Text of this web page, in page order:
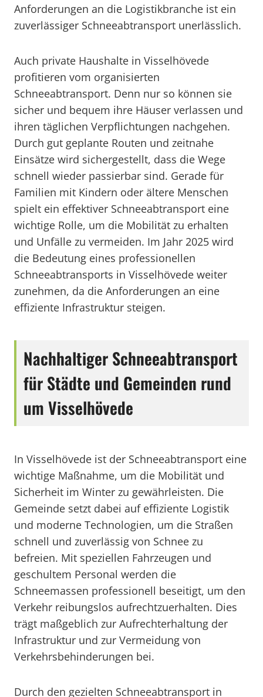
Anforderungen an die Logistikbranche ist ein
zuverlässiger Schneeabtransport unerlässlich.
Auch private Haushalte in Visselhövede
profitieren vom organisierten
Schneeabtransport. Denn nur so können sie
sicher und bequem ihre Häuser verlassen und
ihren täglichen Verpflichtungen nachgehen.
Durch gut geplante Routen und zeitnahe
Einsätze wird sichergestellt, dass die Wege
schnell wieder passierbar sind. Gerade für
Familien mit Kindern oder ältere Menschen
spielt ein effektiver Schneeabtransport eine
wichtige Rolle, um die Mobilität zu erhalten
und Unfälle zu vermeiden. Im Jahr 2025 wird
die Bedeutung eines professionellen
Schneeabtransports in Visselhövede weiter
zunehmen, da die Anforderungen an eine
effiziente Infrastruktur steigen.
Nachhaltiger Schneeabtransport
für Städte und Gemeinden rund
um Visselhövede
In Visselhövede ist der Schneeabtransport eine
wichtige Maßnahme, um die Mobilität und
Sicherheit im Winter zu gewährleisten. Die
Gemeinde setzt dabei auf effiziente Logistik
und moderne Technologien, um die Straßen
schnell und zuverlässig von Schnee zu
befreien. Mit speziellen Fahrzeugen und
geschultem Personal werden die
Schneemassen professionell beseitigt, um den
Verkehr reibungslos aufrechtzuerhalten. Dies
trägt maßgeblich zur Aufrechterhaltung der
Infrastruktur und zur Vermeidung von
Verkehrsbehinderungen bei.
Durch den gezielten Schneeabtransport in